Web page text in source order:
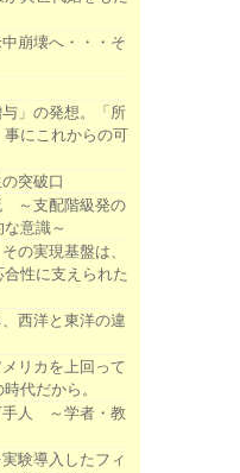
崩壊へ・・・そ
与」の発想。「所
にこれからの可
突破口
～支配階級発の
意識～
の実現基盤は、
性に支えられた
西洋と東洋の違
リカを上回って
代だから。
手人 ～学者・教
験導入したフィ